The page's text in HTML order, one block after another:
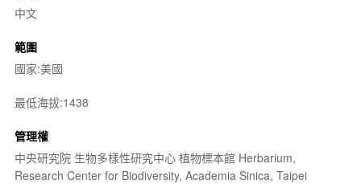
中文
範圍
國家:美國
最低海拔:1438
管理權
中央研究院 生物多樣性研究中心 植物標本館 Herbarium,
Research Center for Biodiversity, Academia Sinica, Taipei